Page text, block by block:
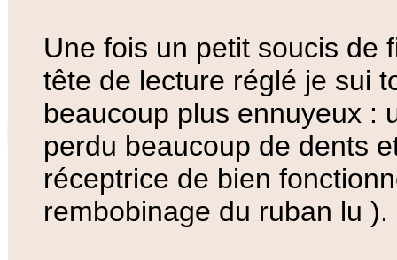
Une fois un petit soucis de
tête de lecture réglé je sui
beaucoup plus ennuyeux :
perdu beaucoup de dents
réceptrice de bien
rembobinage du ruban lu ).